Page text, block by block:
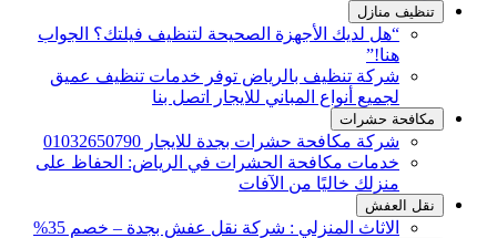
تنظيف منازل
“هل لديك الأجهزة الصحيحة لتنظيف فيلتك؟ الجواب
هنا!”
شركة تنظيف بالرياض توفر خدمات تنظيف عميق
لجميع أنواع المباني للايجار اتصل بنا
مكافحة حشرات
شركة مكافحة حشرات بجدة للايجار 01032650790
خدمات مكافحة الحشرات في الرياض: الحفاظ على
منزلك خاليًا من الآفات
نقل العفش
الاثاث المنزلي : شركة نقل عفش بجدة – خصم 35%